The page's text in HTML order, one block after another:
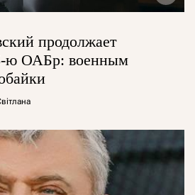
продолжает
ю ОАБр: военным